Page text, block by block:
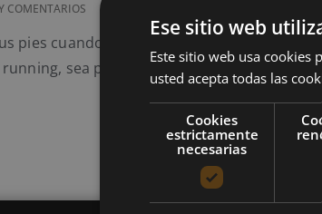
COMENTARIOS
pies cuando haces deporte, especialmente
sea por la ciudad o en las montañas.
Ese sitio web
Este sitio web usa cookies
usted acepta todas las
Cookies
estrictamente
necesarias